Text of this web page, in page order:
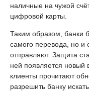
наличные на чужой
цифровой карты.
Таким образом, банки
самого перевода, но и
отправляют. Защита
ней появляется новый
клиенты прочитают
разрешить банку